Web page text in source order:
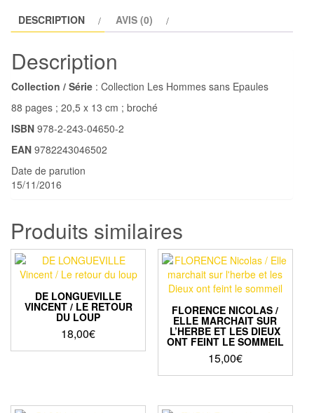
Impasse
Absolus
DESCRIPTION AVIS (0)
Description
Collection / Série : Collection Les Hommes sans Epaules
88 pages ; 20,5 x 13 cm ; broché
ISBN 978-2-243-04650-2
EAN 9782243046502
Date de parution
15/11/2016
Produits similaires
DE LONGUEVILLE
VINCENT / LE RETOUR
DU LOUP
18,00€
FLORENCE NICOLAS /
ELLE MARCHAIT SUR
L’HERBE ET LES DIEUX
ONT FEINT LE SOMMEIL
15,00€